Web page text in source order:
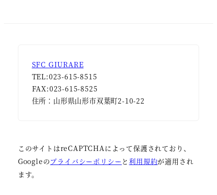
SFC GIURARE
TEL:023-615-8515
FAX:023-615-8525
住所：山形県山形市双葉町2-10-22
このサイトはreCAPTCHAによって保護されており、
Googleのプライバシーポリシー と利用規約が適用され
ます。